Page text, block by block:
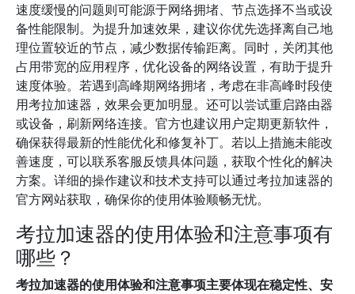
速度缓慢的问题则可能源于网络拥堵、节点选择不当或设
备性能限制。为提升加速效果，建议你优先选择离自己地
理位置较近的节点，减少数据传输距离。同时，关闭其他
占用带宽的应用程序，优化设备的网络设置，有助于提升
速度体验。若遇到高峰期网络拥堵，考虑在非高峰时段使
用考拉加速器，效果会更加明显。还可以尝试重启路由器
或设备，刷新网络连接。官方也建议用户定期更新软件，
确保获得最新的性能优化和修复补丁。若以上措施未能改
善速度，可以联系客服反馈具体问题，获取个性化的解决
方案。详细的操作建议和技术支持可以通过考拉加速器的
官方网站获取，确保你的使用体验顺畅无忧。
考拉加速器的使用体验和注意事项有
哪些？
考拉加速器的使用体验和注意事项主要体现在稳定性、安